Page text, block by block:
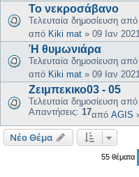
Το νεκροσάβανο
Τελευταία δημοσίευση από
από Kiki mat » 09 Ιαν
Ή θυμωνιάρα
Τελευταία δημοσίευση από
από Kiki mat » 09 Ιαν
Ζειμπεκικο03 - 05
Τελευταία δημοσίευση από
Απαντήσεις: 17από AGIS
Νέο Θέμα
55 θέματα